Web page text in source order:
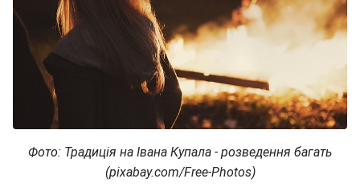
Фото: Традиція на Івана Купала - розведення багать
(pixabay.com/Free-Photos)